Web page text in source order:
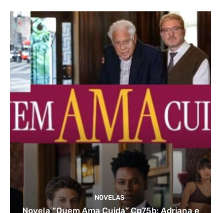
NOVELAS
Novela “Quem Ama Cuida” Cp75b: Adriana e